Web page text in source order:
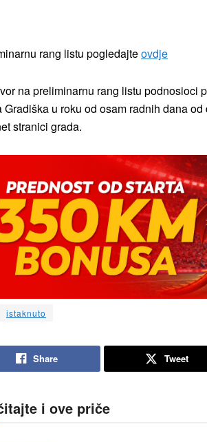
rang listu pogledajteovdje
na preliminarnu rang listu podnosioci
Gradiška u roku od osam radnih dana
stranici grada.
istaknuto
Share Tweet
i ove priče